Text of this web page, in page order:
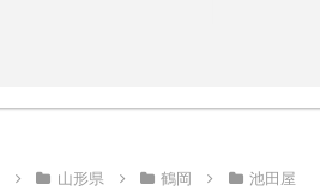
山形県 鶴岡 池田屋